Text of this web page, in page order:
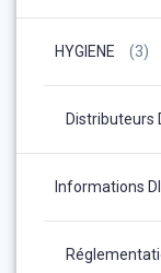
HYGIENE (3)
Distributeurs
Informations